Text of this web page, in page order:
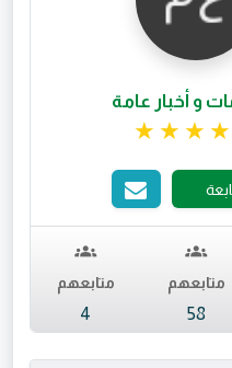
و أخبار عامة
تقييم 5 من 5.
متابعهم
58
متابعهم
4